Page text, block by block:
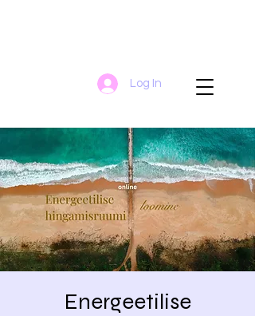
Log In
Energeetilise